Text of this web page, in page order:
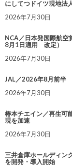
にしてつドイツ現地法
2026年7月30日
NCA／日本発国際航空
8月1日適用 改定）
2026年7月30日
JAL／2026年8月前半
2026年7月30日
椿本チエイン／再生可
現を加速
2026年7月30日
三井倉庫ホールディン
を開発・導入開始